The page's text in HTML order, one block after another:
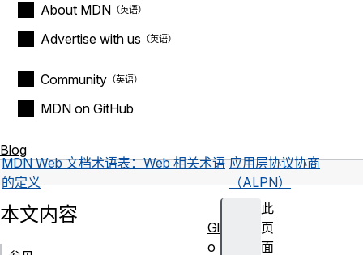
About MDN
Advertise with us
Community
MDN on GitHub
Blog
MDN Web 文档术语表：Web 相关术语
的定义
应用层协议协商
（ALPN）
此
页
面
本文内容
Gl
o